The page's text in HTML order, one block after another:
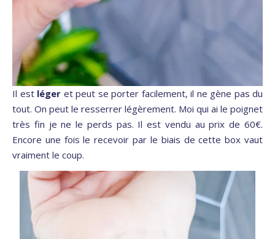
Il est léger et peut se porter facilement, il ne gène pas du
tout. On peut le resserrer légèrement. Moi qui ai le poignet
très fin je ne le perds pas. Il est vendu au prix de 60€.
Encore une fois le recevoir par le biais de cette box vaut
vraiment le coup.